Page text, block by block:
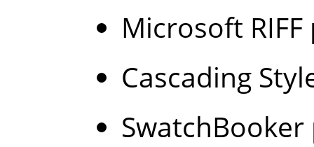
Microsoft
Cascading